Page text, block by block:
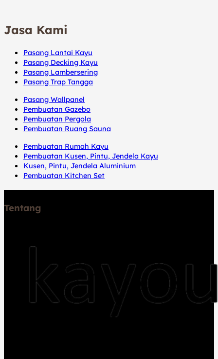
Jasa Kami
Pasang Lantai Kayu
Pasang Decking Kayu
Pasang Lambersering
Pasang Trap Tangga
Pasang Wallpanel
Pembuatan Gazebo
Pembuatan Pergola
Pembuatan Ruang Sauna
Pembuatan Rumah Kayu
Pembuatan Kusen, Pintu, Jendela Kayu
Kusen, Pintu, Jendela Aluminium
Pembuatan Kitchen Set
Tentang